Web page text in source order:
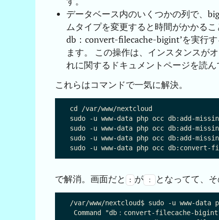
データベース内のいくつかの列で、
ムタイプを変更すると時間がかかる
db：convert-filecache-bigint’を実行
ます。 この操作は、インスタンスが
れに関するドキュメントページを読ん
これらはコマンドで一気に解決。
cd /var/www/nextcloud
sudo -u www-data php occ db:add-
sudo -u www-data php occ db:add-
sudo -u www-data php occ db:add-
で解消。画面だと : が ： となってて、
/var/www/nextcloud$ sudo -u www-
Command "db：convert-filecache-